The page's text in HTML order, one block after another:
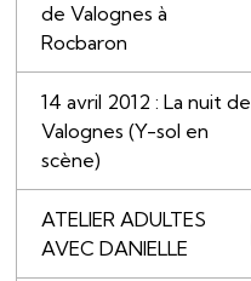
de Valognes à
Rocbaron
14 avril 2012 : La nuit de
Valognes (Y-sol en
scène)
ATELIER ADULTES
AVEC DANIELLE